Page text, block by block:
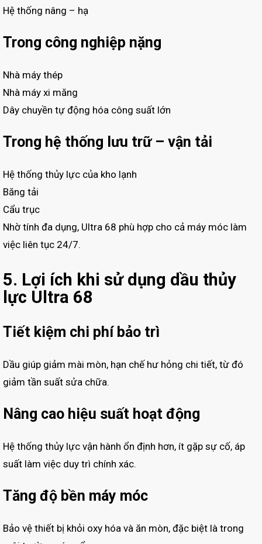
Hệ thống nâng – hạ
Trong công nghiệp nặng
Nhà máy thép
Nhà máy xi măng
Dây chuyền tự động hóa công suất lớn
Trong hệ thống lưu trữ – vận tải
Hệ thống thủy lực của kho lạnh
Băng tải
Cẩu trục
Nhờ tính đa dụng, Ultra 68 phù hợp cho cả máy móc làm
việc liên tục 24/7.
5. Lợi ích khi sử dụng dầu thủy
lực Ultra 68
Tiết kiệm chi phí bảo trì
Dầu giúp giảm mài mòn, hạn chế hư hỏng chi tiết, từ đó
giảm tần suất sửa chữa.
Nâng cao hiệu suất hoạt động
Hệ thống thủy lực vận hành ổn định hơn, ít gặp sự cố, áp
suất làm việc duy trì chính xác.
Tăng độ bền máy móc
Bảo vệ thiết bị khỏi oxy hóa và ăn mòn, đặc biệt là trong